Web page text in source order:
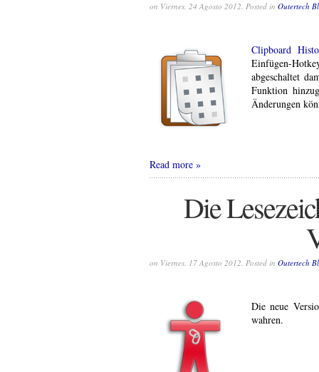
on Viernes, 24 Agosto 2012. Posted in Outertech
Clipboard
Einfügen-
abgeschaltet
Funktion
Änderungen
Read more
Die
on Viernes, 17 Agosto 2012. Posted in Outertech
Die neue
wahren.